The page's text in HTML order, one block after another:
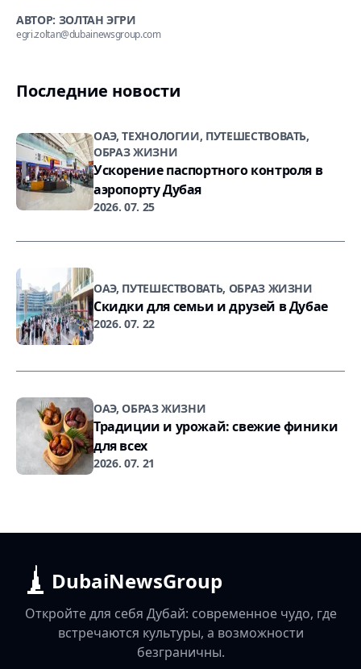
АВТОР: ЗОЛТАН ЭГРИ
egri.zoltan@dubainewsgroup.com
Последние новости
ОАЭ, ТЕХНОЛОГИИ, ПУТЕШЕСТВОВАТЬ,
ОБРАЗ ЖИЗНИ
Ускорение паспортного контроля в
аэропорту Дубая
2026. 07. 25
ОАЭ, ПУТЕШЕСТВОВАТЬ, ОБРАЗ ЖИЗНИ
Скидки для семьи и друзей в Дубае
2026. 07. 22
ОАЭ, ОБРАЗ ЖИЗНИ
Традиции и урожай: свежие финики
для всех
2026. 07. 21
DubaiNewsGroup
Откройте для себя Дубай: современное чудо, где
встречаются культуры, а возможности
безграничны.